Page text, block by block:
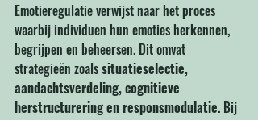
Emotieregulatie verwijst naar het proces
waarbij individuen hun emoties herkennen,
begrijpen en beheersen. Dit omvat
strategieën zoals situatieselectie,
aandachtsverdeling, cognitieve
herstructurering en responsmodulatie. Bij